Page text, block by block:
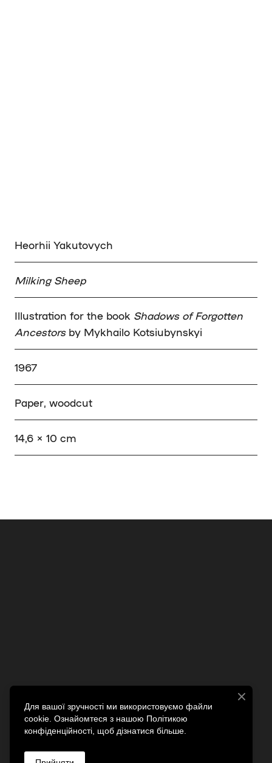
Heorhii Yakutovych
Milking Sheep
Illustration for the book Shadows of Forgotten
Ancestorsby Mykhailo Kotsiubynskyi
1967
Paper, woodcut
14,6 × 10 cm
Для вашої зручності ми використовуємо файли
cookie. Ознайомтеся з нашою Політикою
конфіденційності, щоб дізнатися більше.